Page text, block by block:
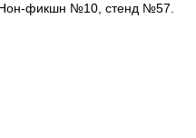
фикшн №10, стенд №57.